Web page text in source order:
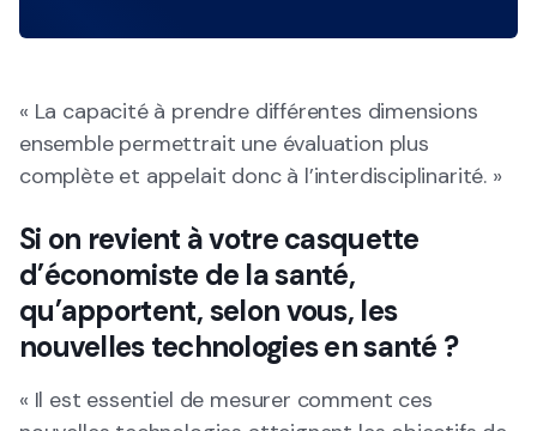
« La capacité à prendre différentes dimensions
ensemble permettrait une évaluation plus
complète et appelait donc à l’interdisciplinarité. »
Si on revient à votre casquette
d’économiste de la santé,
qu’apportent, selon vous, les
nouvelles technologies en santé ?
« Il est essentiel de mesurer comment ces